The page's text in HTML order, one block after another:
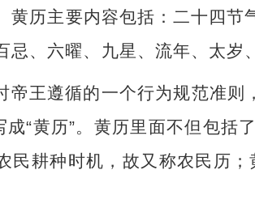
黄历主要内容包括：二十四
忌、六曜、九星、流年、太岁
帝王遵循的一个行为规范准则
成“黄历”。黄历里面不但包
民耕种时机，故又称农民历；